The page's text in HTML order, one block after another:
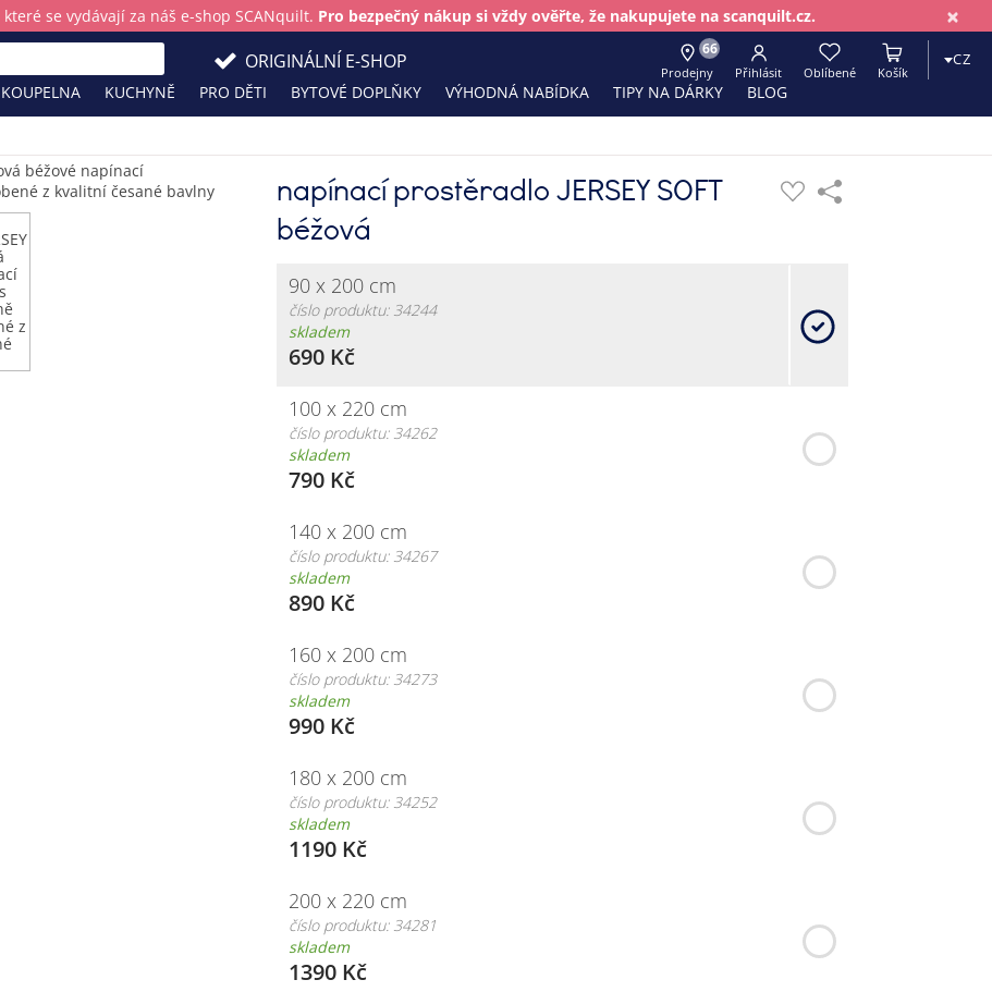
×
se vydávají za náš e-shop SCANquilt. Pro bezpečný nákup si vždy ověřte, že nakupujete na scanquilt.cz.
KOUPELNA KUCHYNĚ PRO DĚTI BYTOVÉ DOPLŇKY VÝHODNÁ NABÍDKA TIPY NA DÁRKY BLOG
66
Prodejny Přihlásit Oblíbené Košík
CZ
ORIGINÁLNÍ E-SHOP
napínací prostěradlo JERSEY SOFT
béžová
90 x 200 cm
číslo produktu: 34244
skladem
690 Kč
100 x 220 cm
číslo produktu: 34262
skladem
790 Kč
140 x 200 cm
číslo produktu: 34267
skladem
890 Kč
160 x 200 cm
číslo produktu: 34273
skladem
990 Kč
180 x 200 cm
číslo produktu: 34252
skladem
1190 Kč
200 x 220 cm
číslo produktu: 34281
skladem
1390 Kč